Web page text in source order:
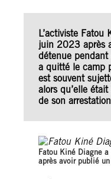
L’activiste Fatou
juin 2023 après
détenue pendant
a quitté le camp
est souvent
alors qu’elle
de son
Fatou Kiné Diagne
après avoir publié